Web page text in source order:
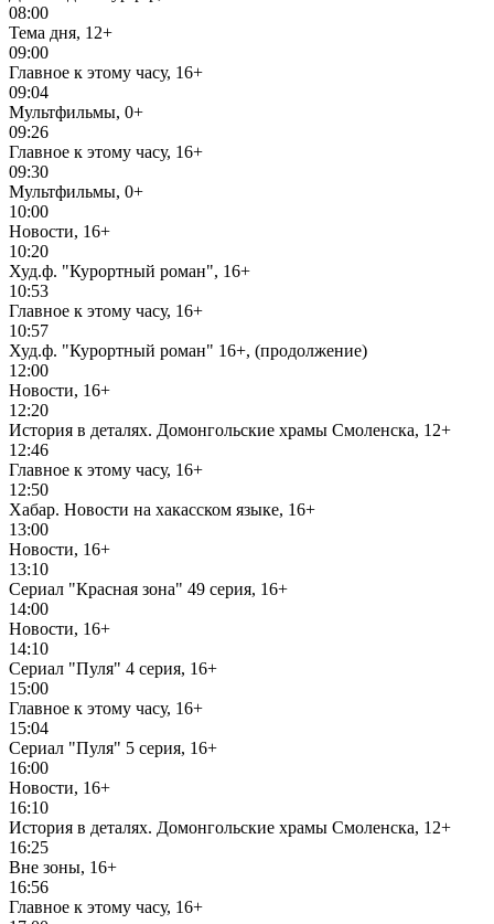
08:00
Тема дня, 12+
09:00
Главное к этому часу, 16+
09:04
Мультфильмы, 0+
09:26
Главное к этому часу, 16+
09:30
Мультфильмы, 0+
10:00
Новости, 16+
10:20
Худ.ф. "Курортный роман", 16+
10:53
Главное к этому часу, 16+
10:57
Худ.ф. "Курортный роман" 16+, (продолжение)
12:00
Новости, 16+
12:20
История в деталях. Домонгольские храмы Смоленска, 12+
12:46
Главное к этому часу, 16+
12:50
Хабар. Новости на хакасском языке, 16+
13:00
Новости, 16+
13:10
Сериал "Красная зона" 49 серия, 16+
14:00
Новости, 16+
14:10
Сериал "Пуля" 4 серия, 16+
15:00
Главное к этому часу, 16+
15:04
Сериал "Пуля" 5 серия, 16+
16:00
Новости, 16+
16:10
История в деталях. Домонгольские храмы Смоленска, 12+
16:25
Вне зоны, 16+
16:56
Главное к этому часу, 16+